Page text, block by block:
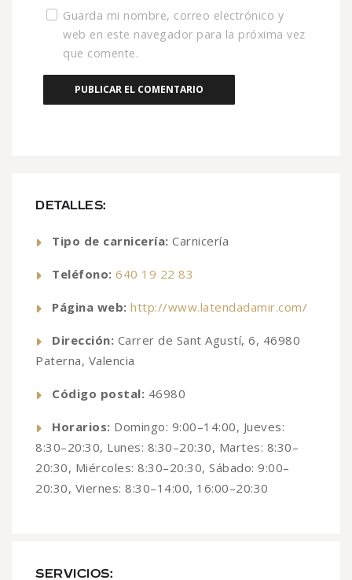
DETALLES:
Tipo de carnicería: Carnicería
Teléfono: 640 19 22 83
Página web: http://www.latendadamir.com/
Dirección: Carrer de Sant Agustí, 6, 46980
Paterna, Valencia
Código postal: 46980
Horarios: Domingo: 9:00–14:00, Jueves:
8:30–20:30, Lunes: 8:30–20:30, Martes: 8:30–
20:30, Miércoles: 8:30–20:30, Sábado: 9:00–
20:30, Viernes: 8:30–14:00, 16:00–20:30
SERVICIOS:
Guarda mi nombre, correo electrónico y
web en este navegador para la próxima vez
que comente.